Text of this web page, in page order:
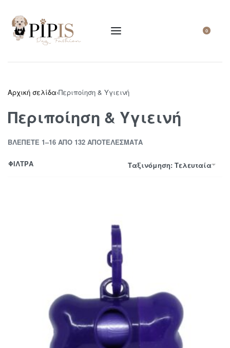
0
Αρχική σελίδα›Περιποίηση & Υγιεινή
Περιποίηση & Υγιεινή
ΒΛΈΠΕΤΕ 1–16 ΑΠΌ 132 ΑΠΟΤΕΛΈΣΜΑΤΑ
Ταξινόμηση: Τελευταία
ΦΙΛΤΡΑ